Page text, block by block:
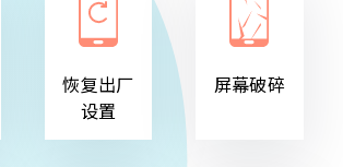
恢复出厂
设置
屏幕破碎